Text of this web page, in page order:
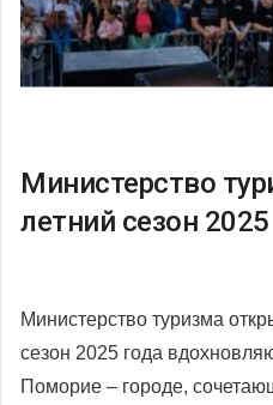
Министерство
летний сезон
Министерство туризма
сезон 2025 года
Поморие – городе,